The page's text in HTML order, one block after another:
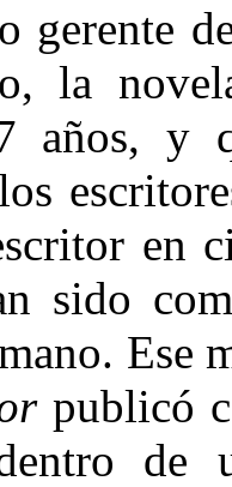
gerente
la
años, y
en
sido
Ese
publicó
de